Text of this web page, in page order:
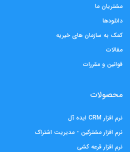
مشتریان ما
دانلودها
کمک به سازمان های خیریه
مقالات
قوانین و مقررات
محصولات
نرم افزار CRM ایده آل
نرم افزار مشترکین - مدیریت اشتراک
نرم افزار قرعه کشی